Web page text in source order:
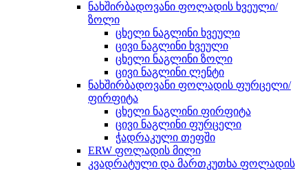
ნახშირბადოვანი ფოლადის ხვეული/
ზოლი
ცხელი ნაგლინი ხვეული
ცივი ნაგლინი ხვეული
ცხელი ნაგლინი ზოლი
ცივი ნაგლინი ლენტი
ნახშირბადოვანი ფოლადის ფურცელი/
ფირფიტა
ცხელი ნაგლინი ფირფიტა
ცივი ნაგლინი ფურცელი
ჭადრაკული თეფში
ERW ფოლადის მილი
კვადრატული და მართკუთხა ფოლადის